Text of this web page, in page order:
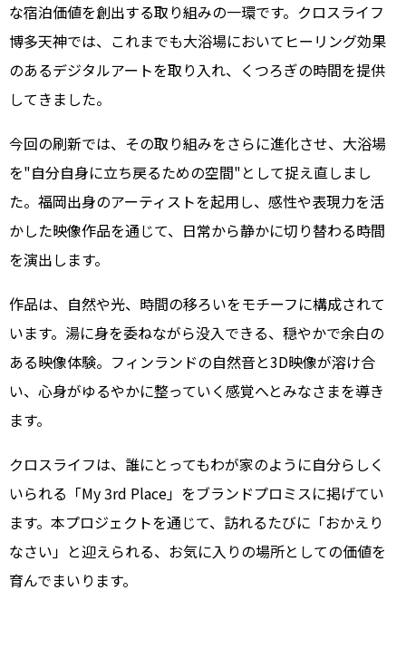
な宿泊価値を創出する取り組みの一環です。クロスライフ
博多天神では、これまでも大浴場においてヒーリング効果
のあるデジタルアートを取り入れ、くつろぎの時間を提供
してきました。
今回の刷新では、その取り組みをさらに進化させ、大浴場
を"自分自身に立ち戻るための空間"として捉え直しまし
た。福岡出身のアーティストを起用し、感性や表現力を活
かした映像作品を通じて、日常から静かに切り替わる時間
を演出します。
作品は、自然や光、時間の移ろいをモチーフに構成されて
います。湯に身を委ねながら没入できる、穏やかで余白の
ある映像体験。フィンランドの自然音と3D映像が溶け合
い、心身がゆるやかに整っていく感覚へとみなさまを導き
ます。
クロスライフは、誰にとってもわが家のように自分らしく
いられる「My 3rd Place」をブランドプロミスに掲げてい
ます。本プロジェクトを通じて、訪れるたびに「おかえり
なさい」と迎えられる、お気に入りの場所としての価値を
育んでまいります。